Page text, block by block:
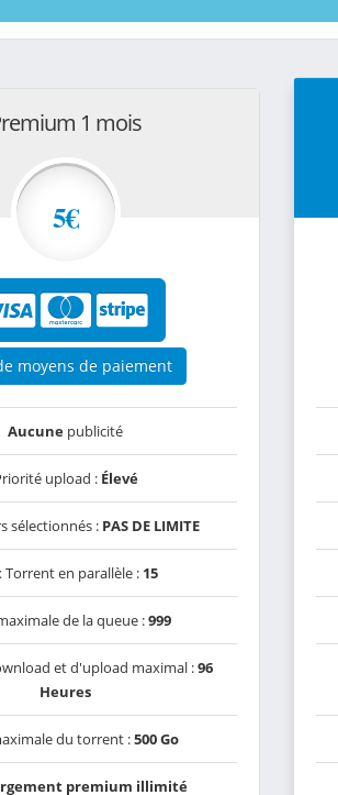
1 mois
5€
moyens de paiement
Aucune publicité
upload : Élevé
sélectionnés : PAS DE LIMITE
Torrent en parallèle : 15
de la queue :999
et d'upload maximal :96
Heures
du torrent :500 Go
premium illimité